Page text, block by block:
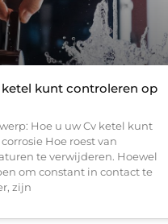
ketel kunt controleren op
Hoe u uw Cv ketel kunt
Hoe roest van
te verwijderen. Hoewel
om constant in contact te
zijn